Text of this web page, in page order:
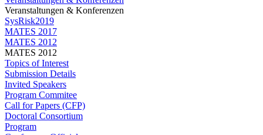
Veranstaltungen & Konferenzen
SysRisk2019
MATES 2017
MATES 2012
MATES 2012
Topics of Interest
Submission Details
Invited Speakers
Program Commitee
Call for Papers (CFP)
Doctoral Consortium
Program